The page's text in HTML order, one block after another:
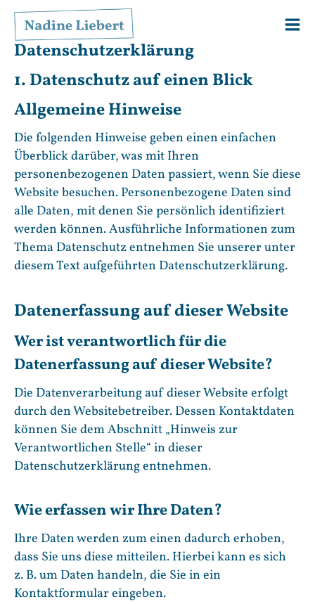
Zum
Inhalt
springen
Datenschutz­erklärung
1. Datenschutz auf einen Blick
Allgemeine Hinweise
Die folgenden Hinweise geben einen einfachen
Überblick darüber, was mit Ihren
personenbezogenen Daten passiert, wenn Sie diese
Website besuchen. Personenbezogene Daten sind
alle Daten, mit denen Sie persönlich identifiziert
werden können. Ausführliche Informationen zum
Thema Datenschutz entnehmen Sie unserer unter
diesem Text aufgeführten Datenschutzerklärung.
Datenerfassung auf dieser Website
Wer ist verantwortlich für die
Datenerfassung auf dieser Website?
Die Datenverarbeitung auf dieser Website erfolgt
durch den Websitebetreiber. Dessen Kontaktdaten
können Sie dem Abschnitt „Hinweis zur
Verantwortlichen Stelle“ in dieser
Datenschutzerklärung entnehmen.
Wie erfassen wir Ihre Daten?
Ihre Daten werden zum einen dadurch erhoben,
dass Sie uns diese mitteilen. Hierbei kann es sich
z. B. um Daten handeln, die Sie in ein
Kontaktformular eingeben.